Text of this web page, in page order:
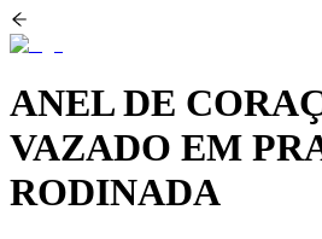
ANEL DE
VAZADO EM
RODINADA